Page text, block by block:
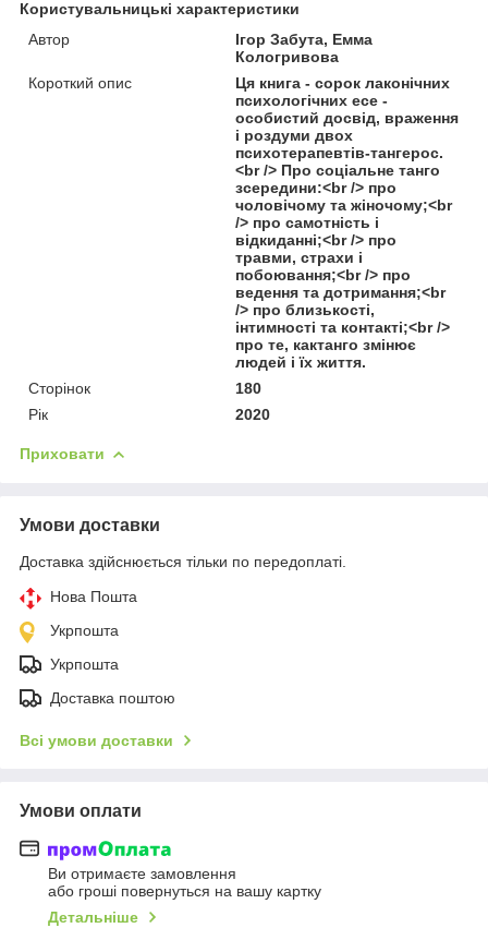
Користувальницькі характеристики
Автор
Ігор Забута, Емма
Кологривова
Короткий опис
Ця книга - сорок лаконічних
психологічних есе -
особистий досвід, враження
і роздуми двох
психотерапевтів-тангерос.
<br /> Про соціальне танго
зсередини:<br /> про
чоловічому та жіночому;<br
/> про самотність і
відкиданні;<br /> про
травми, страхи і
побоювання;<br /> про
ведення та дотримання;<br
/> про близькості,
інтимності та контакті;<br />
про те, кактанго змінює
людей і їх життя.
Сторінок
180
Рік
2020
Приховати
Умови доставки
Доставка здійснюється тільки по передоплаті.
Нова Пошта
Укрпошта
Укрпошта
Доставка поштою
Всі умови доставки
Умови оплати
Ви отримаєте замовлення
або гроші повернуться на вашу картку
Детальніше